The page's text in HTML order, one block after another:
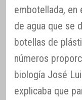
embotellada, en
de agua que se
botellas de
números
biología José
explicaba que